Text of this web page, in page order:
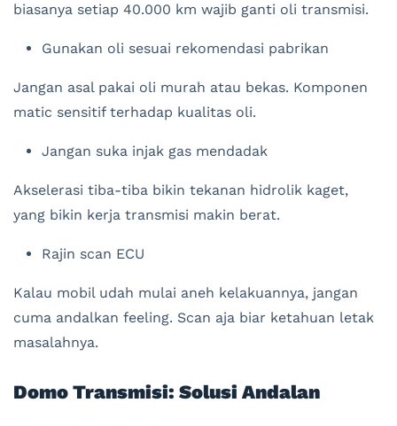
biasanya setiap 40.000 km wajib ganti oli transmisi.
Gunakan oli sesuai rekomendasi pabrikan
Jangan asal pakai oli murah atau bekas. Komponen
matic sensitif terhadap kualitas oli.
Jangan suka injak gas mendadak
Akselerasi tiba-tiba bikin tekanan hidrolik kaget,
yang bikin kerja transmisi makin berat.
Rajin scan ECU
Kalau mobil udah mulai aneh kelakuannya, jangan
cuma andalkan feeling. Scan aja biar ketahuan letak
masalahnya.
Domo Transmisi: Solusi Andalan